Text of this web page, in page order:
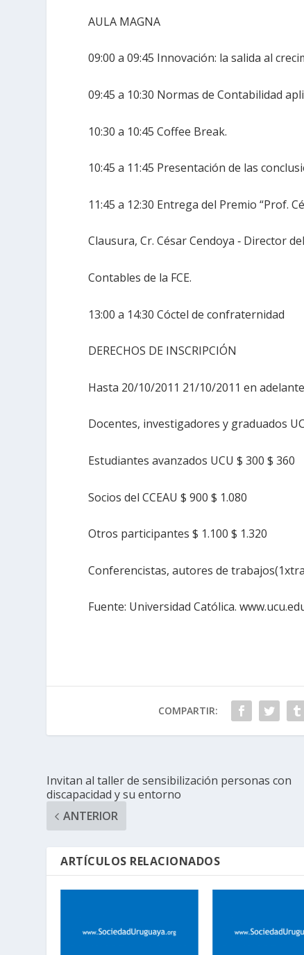
AULA MAGNA
09:00 a 09:45 Innovación: la salida al
09:45 a 10:30 Normas de Contabilidad
10:30 a 10:45 Coffee Break.
10:45 a 11:45 Presentación de las
11:45 a 12:30 Entrega del Premio “Prof.
Clausura, Cr. César Cendoya ‐ Director
Contables de la FCE.
13:00 a 14:30 Cóctel de confraternidad
DERECHOS DE INSCRIPCIÓN
Hasta 20/10/2011 21/10/2011 en adelante
Docentes, investigadores y graduados
Estudiantes avanzados UCU $ 300 $ 360
Socios del CCEAU $ 900 $ 1.080
Otros participantes $ 1.100 $ 1.320
Conferencistas, autores de
Fuente: Universidad Católica.
COMPARTIR:
Invitan al taller de sensibilización personas con
discapacidad y su entorno
ANTERIOR
ARTÍCULOS RELACIONADOS